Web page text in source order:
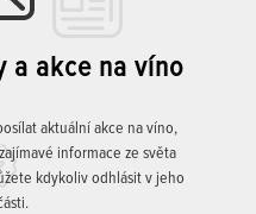
a akce na víno
aktuální akce na víno,
informace ze světa
kdykoliv odhlásit v jeho